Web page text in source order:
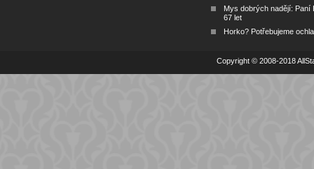
Mys dobrých nadějí: Paní
67 let
Horko? Potřebujeme
Copyright © 2008-2018